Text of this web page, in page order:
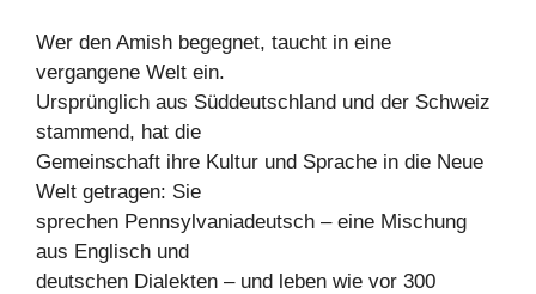
Wer den Amish begegnet, taucht in eine
vergangene Welt ein.
Ursprünglich aus Süddeutschland und der Schweiz
stammend, hat die
Gemeinschaft ihre Kultur und Sprache in die Neue
Welt getragen: Sie
sprechen Pennsylvaniadeutsch – eine Mischung
aus Englisch und
deutschen Dialekten – und leben wie vor 300